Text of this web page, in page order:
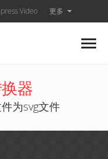
Video 更多
器
为svg文件